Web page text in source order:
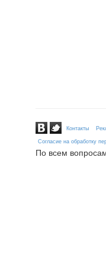
Контакты
Согласие на обработку
По всем